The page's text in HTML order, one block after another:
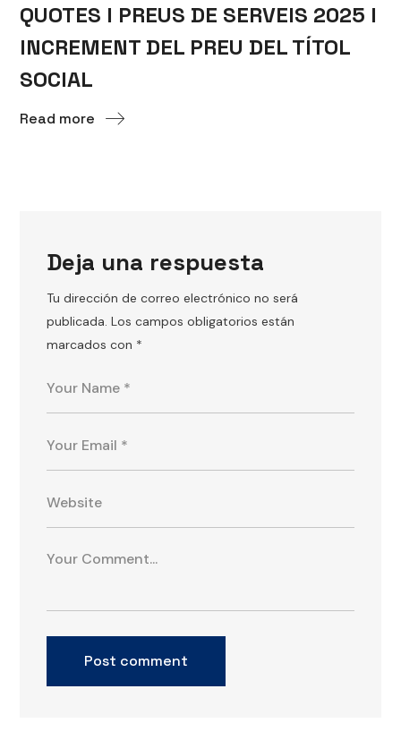
QUOTES I PREUS DE SERVEIS 2025 I
INCREMENT DEL PREU DEL TÍTOL
SOCIAL
Read more
Deja una respuesta
Tu dirección de correo electrónico no será
publicada. Los campos obligatorios están
marcados con *